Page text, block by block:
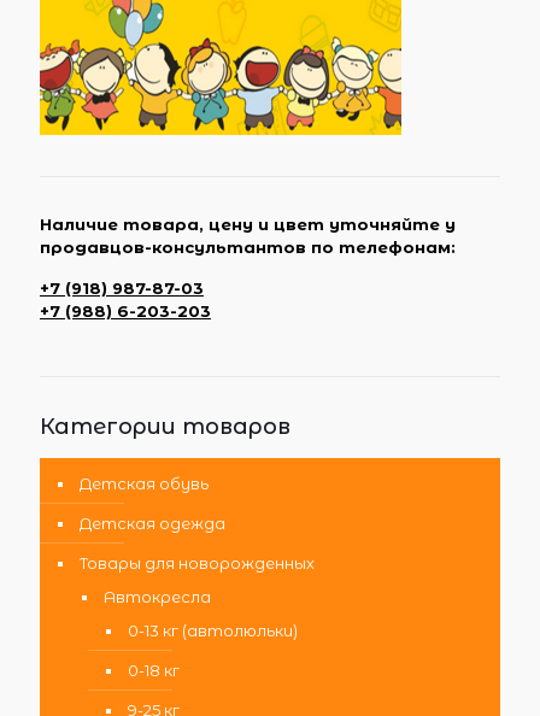
Наличие товара, цену и цвет уточняйте у
продавцов-консультантов по телефонам:
+7 (918) 987-87-03
+7 (988) 6-203-203
Категории товаров
Детская обувь
Детская одежда
Товары для новорожденных
Автокресла
0-13 кг (автолюльки)
0-18 кг
9-25 кг